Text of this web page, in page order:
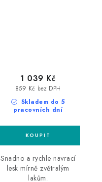
Skladem do 5
pracovních dní
859 Kč bez DPH
1 039 Kč
Snadno a rychle navrací
lesk mírně zvětralým
lakům.